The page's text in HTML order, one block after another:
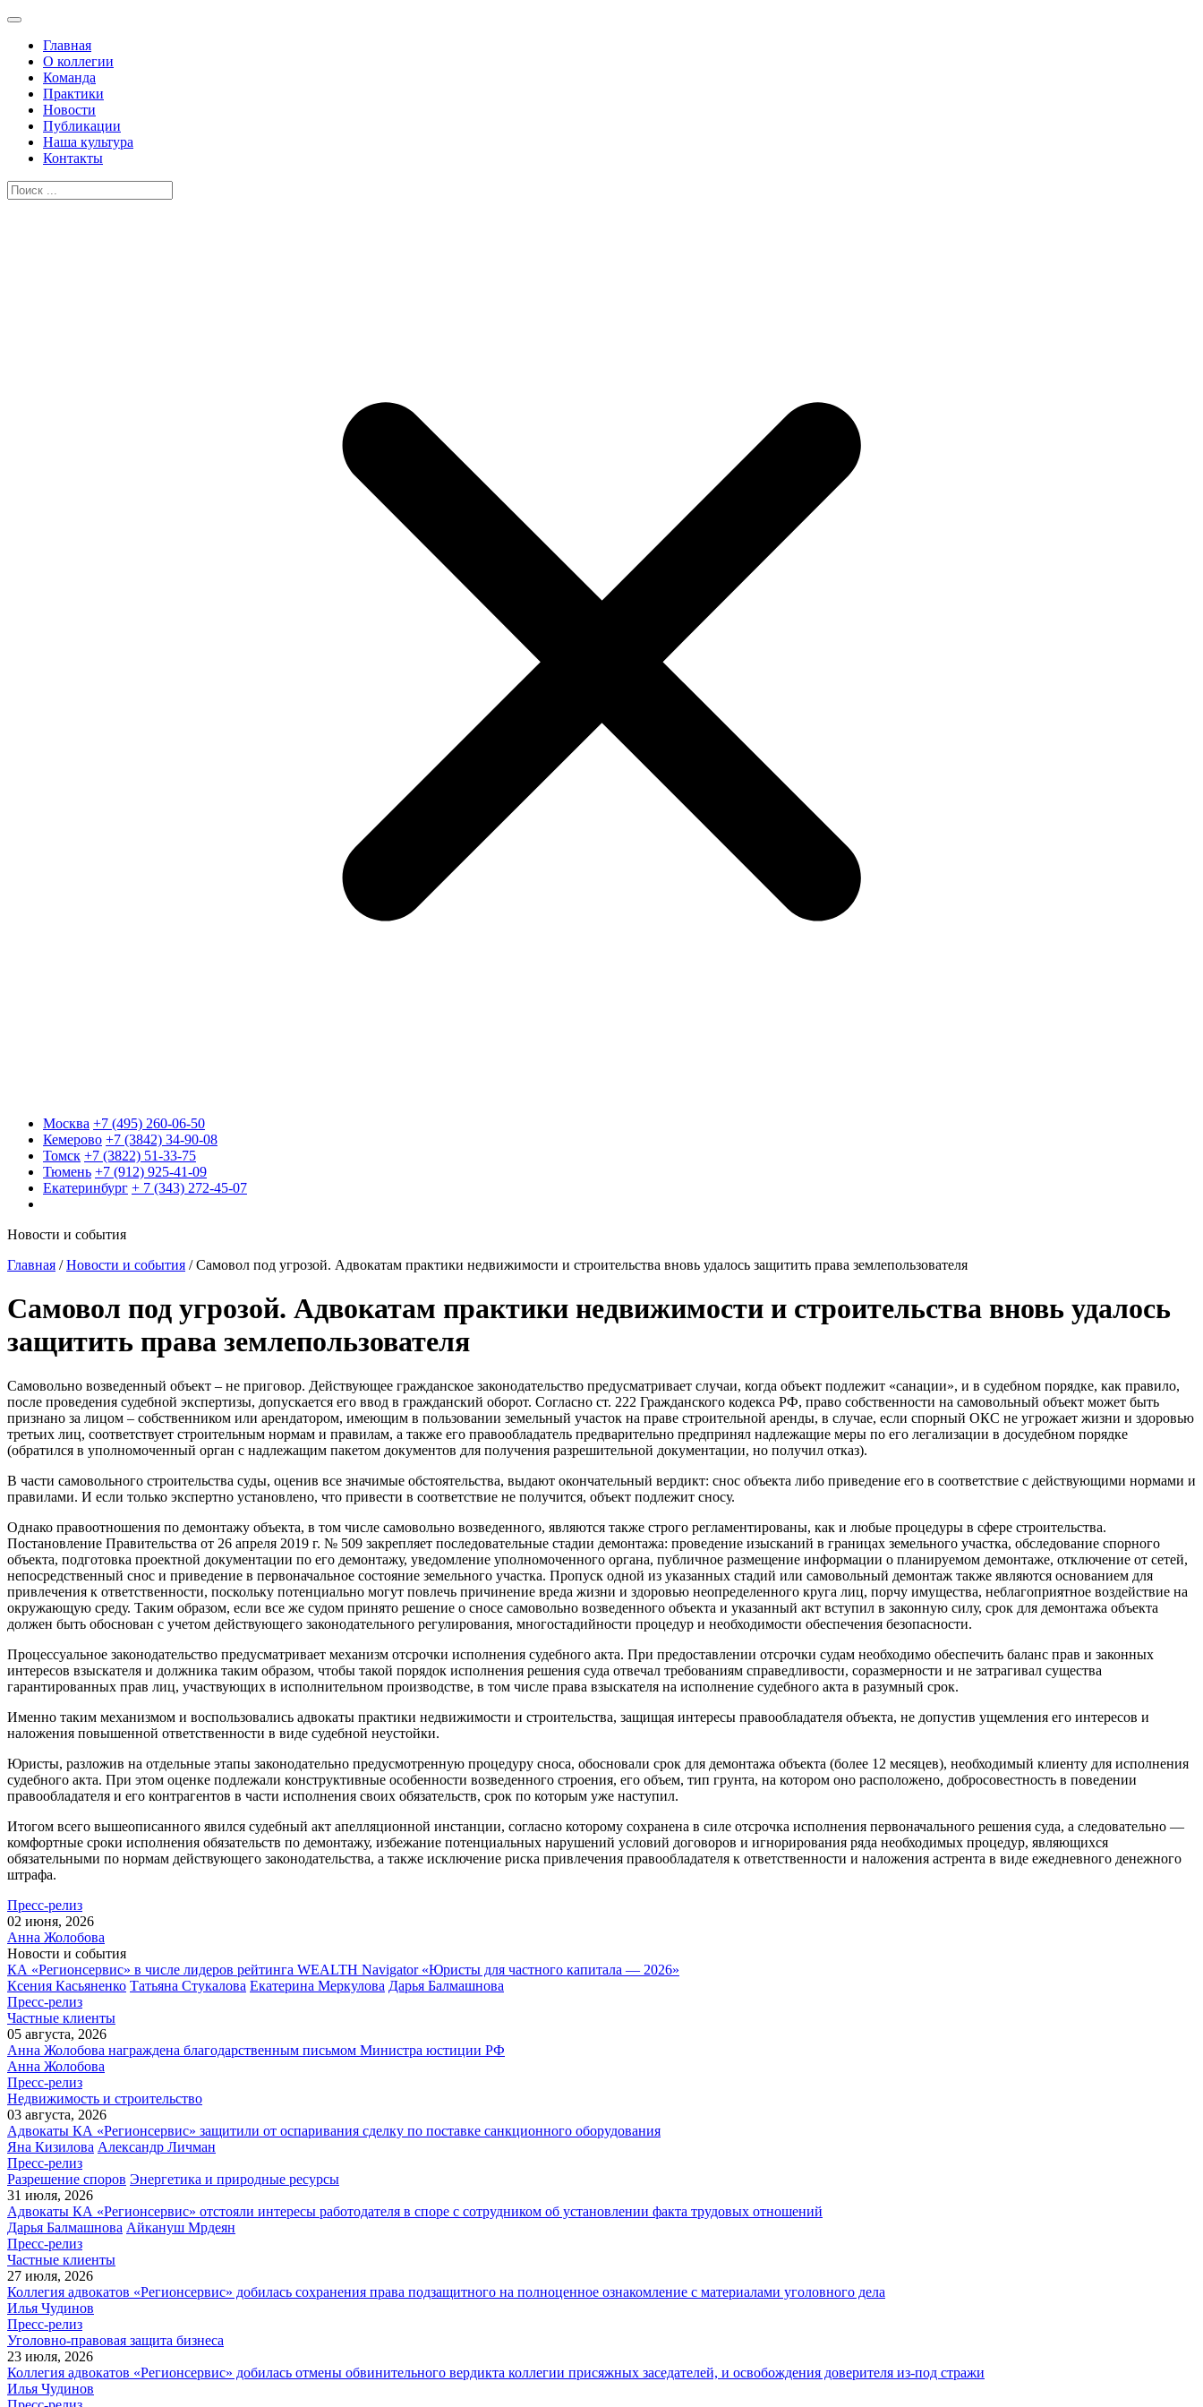
Главная
О коллегии
Команда
Практики
Новости
Публикации
Наша культура
Контакты
Москва +7 (495) 260-06-50
Кемерово +7 (3842) 34-90-08
Томск +7 (3822) 51-33-75
Тюмень +7 (912) 925-41-09
Екатеринбург + 7 (343) 272-45-07
Новости и события
Главная /Новости и события /Самовол под угрозой. Адвокатам практики недвижимости и строительства вновь удалось защитить права землепользователя
Самовол под угрозой. Адвокатам практики недвижимости и строительства вновь удалось
защитить права землепользователя
Самовольно возведенный объект – не приговор. Действующее гражданское законодательство предусматривает случаи, когда объект подлежит «санации», и в судебном порядке, как правило,
после проведения судебной экспертизы, допускается его ввод в гражданский оборот. Согласно ст. 222 Гражданского кодекса РФ, право собственности на самовольный объект может быть
признано за лицом – собственником или арендатором, имеющим в пользовании земельный участок на праве строительной аренды, в случае, если спорный ОКС не угрожает жизни и здоровью
третьих лиц, соответствует строительным нормам и правилам, а также его правообладатель предварительно предпринял надлежащие меры по его легализации в досудебном порядке
(обратился в уполномоченный орган с надлежащим пакетом документов для получения разрешительной документации, но получил отказ).
В части самовольного строительства суды, оценив все значимые обстоятельства, выдают окончательный вердикт: снос объекта либо приведение его в соответствие с действующими нормами и
правилами. И если только экспертно установлено, что привести в соответствие не получится, объект подлежит сносу.
Однако правоотношения по демонтажу объекта, в том числе самовольно возведенного, являются также строго регламентированы, как и любые процедуры в сфере строительства.
Постановление Правительства от 26 апреля 2019 г. № 509 закрепляет последовательные стадии демонтажа: проведение изысканий в границах земельного участка, обследование спорного
объекта, подготовка проектной документации по его демонтажу, уведомление уполномоченного органа, публичное размещение информации о планируемом демонтаже, отключение от сетей,
непосредственный снос и приведение в первоначальное состояние земельного участка. Пропуск одной из указанных стадий или самовольный демонтаж также являются основанием для
привлечения к ответственности, поскольку потенциально могут повлечь причинение вреда жизни и здоровью неопределенного круга лиц, порчу имущества, неблагоприятное воздействие на
окружающую среду. Таким образом, если все же судом принято решение о сносе самовольно возведенного объекта и указанный акт вступил в законную силу, срок для демонтажа объекта
должен быть обоснован с учетом действующего законодательного регулирования, многостадийности процедур и необходимости обеспечения безопасности.
Процессуальное законодательство предусматривает механизм отсрочки исполнения судебного акта. При предоставлении отсрочки судам необходимо обеспечить баланс прав и законных
интересов взыскателя и должника таким образом, чтобы такой порядок исполнения решения суда отвечал требованиям справедливости, соразмерности и не затрагивал существа
гарантированных прав лиц, участвующих в исполнительном производстве, в том числе права взыскателя на исполнение судебного акта в разумный срок.
Именно таким механизмом и воспользовались адвокаты практики недвижимости и строительства, защищая интересы правообладателя объекта, не допустив ущемления его интересов и
наложения повышенной ответственности в виде судебной неустойки.
Юристы, разложив на отдельные этапы законодательно предусмотренную процедуру сноса, обосновали срок для демонтажа объекта (более 12 месяцев), необходимый клиенту для исполнения
судебного акта. При этом оценке подлежали конструктивные особенности возведенного строения, его объем, тип грунта, на котором оно расположено, добросовестность в поведении
правообладателя и его контрагентов в части исполнения своих обязательств, срок по которым уже наступил.
Итогом всего вышеописанного явился судебный акт апелляционной инстанции, согласно которому сохранена в силе отсрочка исполнения первоначального решения суда, а следовательно —
комфортные сроки исполнения обязательств по демонтажу, избежание потенциальных нарушений условий договоров и игнорирования ряда необходимых процедур, являющихся
обязательными по нормам действующего законодательства, а также исключение риска привлечения правообладателя к ответственности и наложения астрента в виде ежедневного денежного
штрафа.
Пресс-релиз
02 июня, 2026
Анна Жолобова
Новости и события
КА «Регионсервис» в числе лидеров рейтинга WEALTH Navigator «Юристы для частного капитала — 2026»
Ксения Касьяненко Татьяна Стукалова Екатерина Меркулова Дарья Балмашнова
Пресс-релиз
Частные клиенты
05 августа, 2026
Анна Жолобова награждена благодарственным письмом Министра юстиции РФ
Анна Жолобова
Пресс-релиз
Недвижимость и строительство
03 августа, 2026
Адвокаты КА «Регионсервис» защитили от оспаривания сделку по поставке санкционного оборудования
Яна Кизилова Александр Личман
Пресс-релиз
Разрешение споров Энергетика и природные ресурсы
31 июля, 2026
Адвокаты КА «Регионсервис» отстояли интересы работодателя в споре с сотрудником об установлении факта трудовых отношений
Дарья Балмашнова Айкануш Мрдеян
Пресс-релиз
Частные клиенты
27 июля, 2026
Коллегия адвокатов «Регионсервис» добилась сохранения права подзащитного на полноценное ознакомление с материалами уголовного дела
Илья Чудинов
Пресс-релиз
Уголовно-правовая защита бизнеса
23 июля, 2026
Коллегия адвокатов «Регионсервис» добилась отмены обвинительного вердикта коллегии присяжных заседателей, и освобождения доверителя из-под стражи
Илья Чудинов